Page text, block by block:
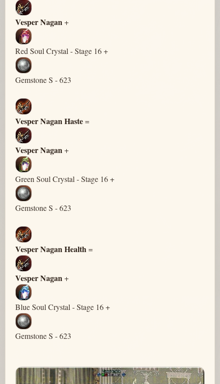
Vesper Nagan+
Red Soul Crystal - Stage 16 +
Gemstone S - 623
Vesper Nagan Haste=
Vesper Nagan+
Green Soul Crystal - Stage 16 +
Gemstone S - 623
Vesper Nagan Health=
Vesper Nagan+
Blue Soul Crystal - Stage 16 +
Gemstone S - 623